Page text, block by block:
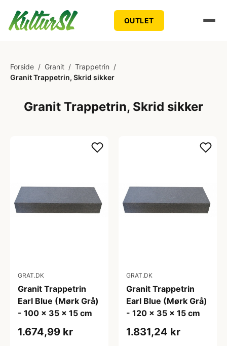
OUTLET
Forside / Granit / Trappetrin /
Granit Trappetrin, Skrid sikker
Granit Trappetrin, Skrid sikker
GRAT.DK
Granit Trappetrin
Earl Blue (Mørk Grå)
- 100 x 35 x 15 cm
1.674,99 kr
GRAT.DK
Granit Trappetrin
Earl Blue (Mørk Grå)
- 120 x 35 x 15 cm
1.831,24 kr